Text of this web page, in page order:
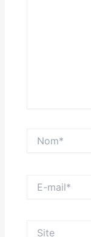
mail*